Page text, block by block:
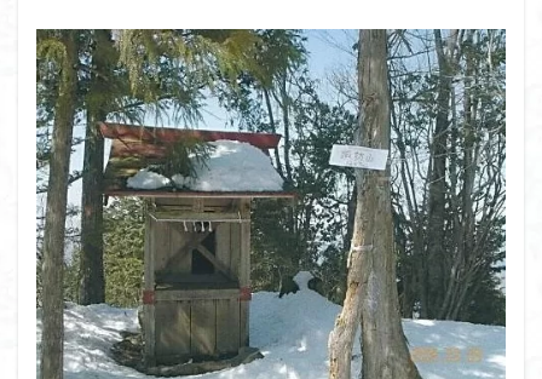
下北半島
上越 上州 上信越
三重県
三角点
三等三角点 三湖
三浦富士
三浦半島最高峰
三浦半島 三浦アルプス
三河
今別町
伊吹山地 北杜市郊外
八溝川湧水群
北日高
北区 北八ヶ岳山麓
北伊豆
北アルプス
前日光 前山
利根
初心者向け
初心者 冬桜 冠ヶ岳
兵庫県
八風山
八海山 伊豆
八国山
八十八か所巡り
八ヶ岳
兜造りの江戸時代後期の民家
兜山 兎藪
偉人